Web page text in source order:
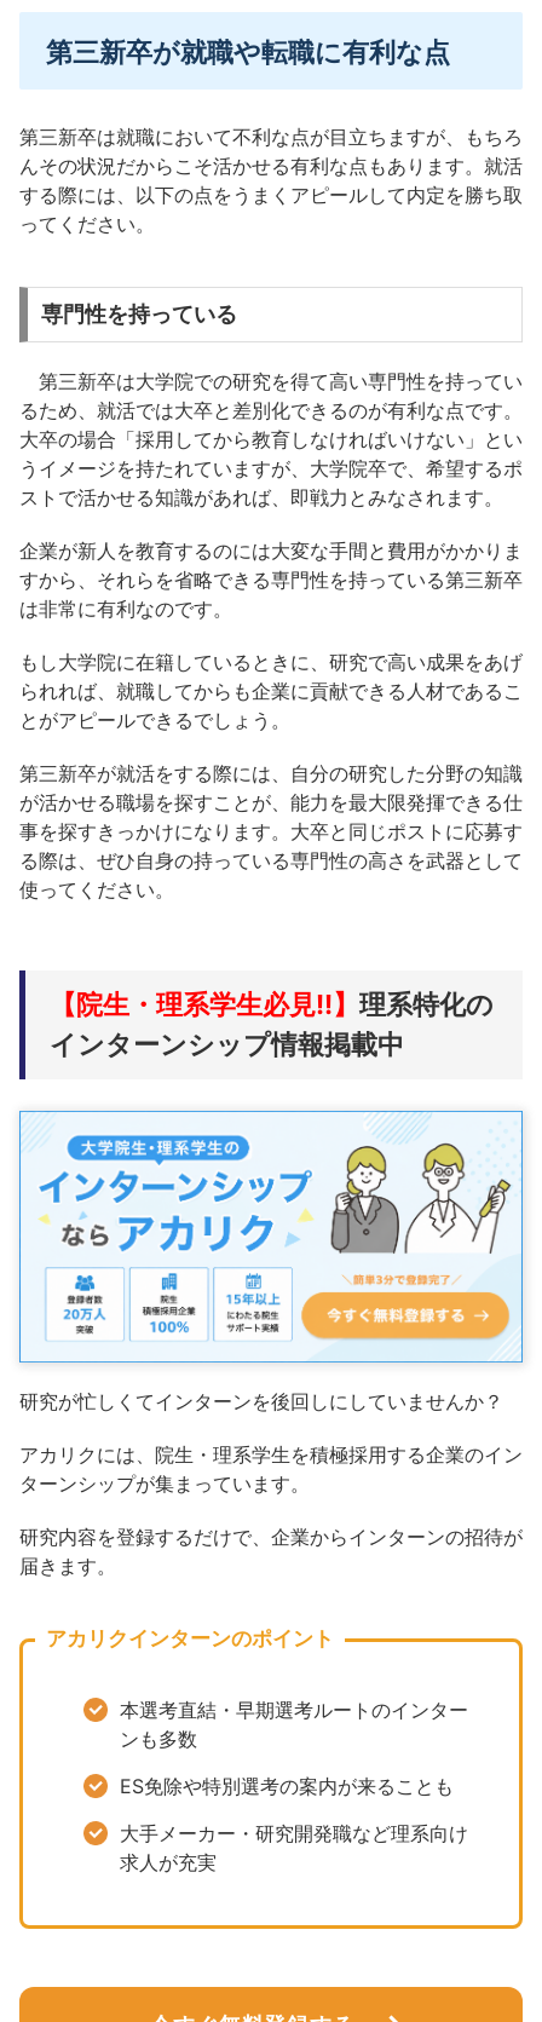
第三新卒が就職や転職に有利な点
第三新卒は就職において不利な点が目立ちますが、もちろ
んその状況だからこそ活かせる有利な点もあります。就活
する際には、以下の点をうまくアピールして内定を勝ち取
ってください。
専門性を持っている
第三新卒は大学院での研究を得て高い専門性を持ってい
るため、就活では大卒と差別化できるのが有利な点です。
大卒の場合「採用してから教育しなければいけない」とい
うイメージを持たれていますが、大学院卒で、希望するポ
ストで活かせる知識があれば、即戦力とみなされます。
企業が新人を教育するのには大変な手間と費用がかかりま
すから、それらを省略できる専門性を持っている第三新卒
は非常に有利なのです。
もし大学院に在籍しているときに、研究で高い成果をあげ
られれば、就職してからも企業に貢献できる人材であるこ
とがアピールできるでしょう。
第三新卒が就活をする際には、自分の研究した分野の知識
が活かせる職場を探すことが、能力を最大限発揮できる仕
事を探すきっかけになります。大卒と同じポストに応募す
る際は、ぜひ自身の持っている専門性の高さを武器として
使ってください。
【院生・理系学生必見!!】 理系特化の
インターンシップ情報掲載中
研究が忙しくてインターンを後回しにしていませんか？
アカリクには、院生・理系学生を積極採用する企業のイン
ターンシップが集まっています。
研究内容を登録するだけで、企業からインターンの招待が
届きます。
アカリクインターンのポイント
本選考直結・早期選考ルートのインター
ンも多数
ES免除や特別選考の案内が来ることも
大手メーカー・研究開発職など理系向け
求人が充実